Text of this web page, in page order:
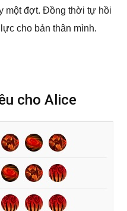
một đợt. Đồng thời tự hồi
cho bản thân mình.
cho Alice